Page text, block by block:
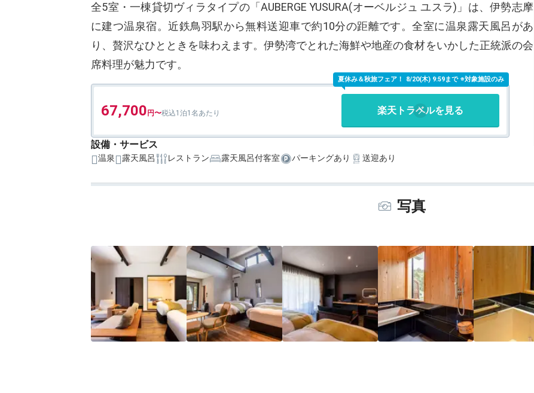
全5室・一棟貸切ヴィラタイプの「AUBERGE YUSURA(オーベルジュ ユスラ)」は、伊勢志摩
に建つ温泉宿。近鉄鳥羽駅から無料送迎車で約10分の距離です。全室に温泉露天風呂があ
り、贅沢なひとときを味わえます。伊勢湾でとれた海鮮や地産の食材をいかした正統派の会
席料理が魅力です。
67,700 1泊1名あたり
夏休み＆秋旅フェア！ 8/20(木) 9:59まで ※対象施設のみ
楽天トラベルを見る
設備・サービス
温泉 露天風呂 レストラン 露天風呂付客室 パーキングあり 送迎あり
写真